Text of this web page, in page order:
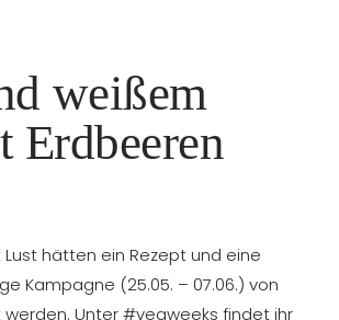
weißem
Erdbeeren
hätten ein Rezept und eine
Kampagne (25.05. – 07.06.) von
Unter #vegweeks findet ihr